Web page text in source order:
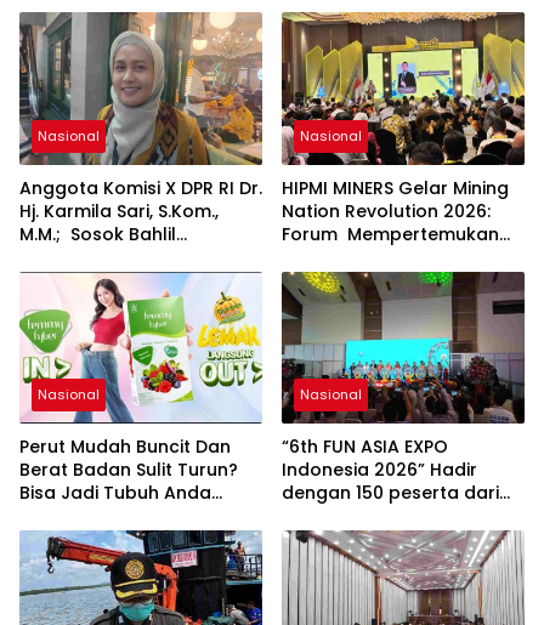
Nasional
Anggota Komisi X DPR RI Dr.
Hj. Karmila Sari, S.Kom.,
M.M.; Sosok Bahlil
Sumber Inspirasi bagi
Generasi Muda, Pelaku
Usaha, Pemerintah,
maupun Pemangku
Kepentingan lainnya untuk
bersama-sama
Memberikan Kontribusi
bagi Pembangunan
Nasional.
Nasional
HIPMI MINERS Gelar Mining
Nation Revolution 2026:
Forum Mempertemukan
Investor, Akademisi, dan
Pengusaha dalam
Mendukung Percepatan
Hilirisasi Nasional.
Nasional
Perut Mudah Buncit Dan
Berat Badan Sulit Turun?
Bisa Jadi Tubuh Anda
Nasional
“6th FUN ASIA EXPO
Indonesia 2026” Hadir
dengan 150 peserta dari
Industri Taman Rekreasi
dan Ekosistem Pariwisata
di Tanah Air